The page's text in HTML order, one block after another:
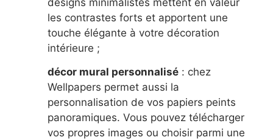
designs minimalistes mettent en valeur
les contrastes forts et apportent une
touche élégante à votre décoration
intérieure ;
décor mural personnalisé : chez
Wellpapers permet aussi la
personnalisation de vos papiers peints
panoramiques. Vous pouvez télécharger
vos propres images ou choisir parmi une